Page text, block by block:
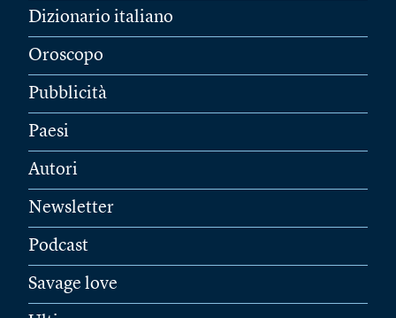
Dizionario italiano
Oroscopo
Pubblicità
Paesi
Autori
Newsletter
Podcast
Savage love